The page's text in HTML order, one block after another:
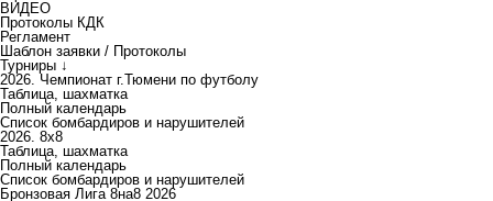
ВИДЕО
Протоколы КДК
Регламент
Шаблон заявки / Протоколы
Турниры ↓
2026. Чемпионат г.Тюмени по футболу
Таблица, шахматка
Полный календарь
Список бомбардиров и нарушителей
2026. 8х8
Таблица, шахматка
Полный календарь
Список бомбардиров и нарушителей
Бронзовая Лига 8на8 2026